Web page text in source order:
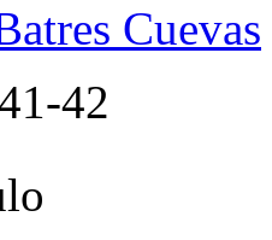
Cuevas
42